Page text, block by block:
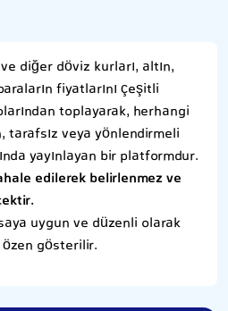
diğer döviz kurları, altın,
fiyatlarını çeşitli
toplayarak, herhangi
tarafsız veya yönlendirmeli
yayınlayan bir platformdur.
edilerek belirlenmez ve
uygun ve düzenli olarak
gösterilir.